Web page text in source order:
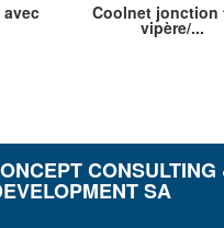
avec Coolnet jonction
vipère/...
CONSULTING
SA